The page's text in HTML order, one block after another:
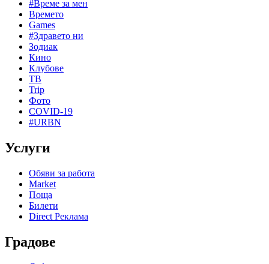
#Време за мен
Времето
Games
#Здравето ни
Зодиак
Кино
Клубове
ТВ
Trip
Фото
COVID-19
#URBN
Услуги
Обяви за работа
Market
Поща
Билети
Direct Реклама
Градове